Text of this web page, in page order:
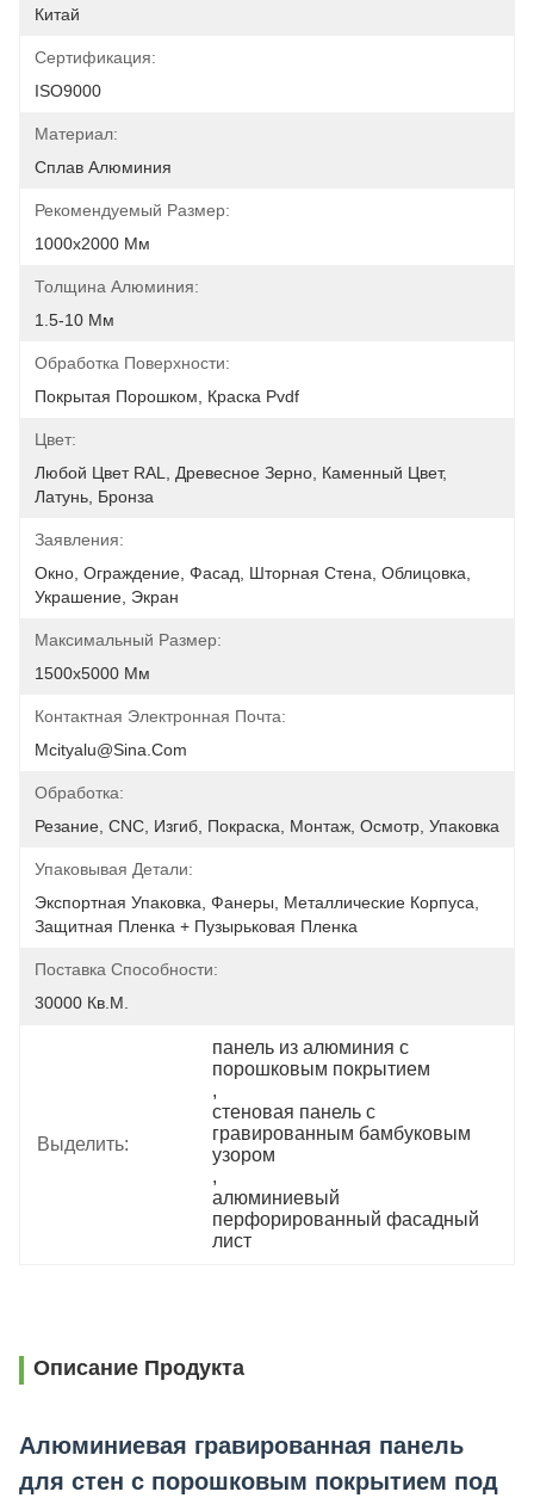
Китай
Сертификация:
ISO9000
Материал:
Сплав Алюминия
Рекомендуемый Размер:
1000х2000 Мм
Толщина Алюминия:
1.5-10 Мм
Обработка Поверхности:
Покрытая Порошком, Краска Pvdf
Цвет:
Любой Цвет RAL, Древесное Зерно, Каменный Цвет,
Латунь, Бронза
Заявления:
Окно, Ограждение, Фасад, Шторная Стена, Облицовка,
Украшение, Экран
Максимальный Размер:
1500х5000 Мм
Контактная Электронная Почта:
Mcityalu@sina.com
Обработка:
Резание, CNC, Изгиб, Покраска, Монтаж, Осмотр, Упаковка
Упаковывая Детали:
Экспортная Упаковка, Фанеры, Металлические Корпуса,
Защитная Пленка + Пузырьковая Пленка
Поставка Способности:
30000 Кв.м.
Выделить:
панель из алюминия с
порошковым покрытием
,
стеновая панель с
гравированным бамбуковым
узором
,
алюминиевый
перфорированный фасадный
лист
Описание Продукта
Алюминиевая гравированная панель
для стен с порошковым покрытием под